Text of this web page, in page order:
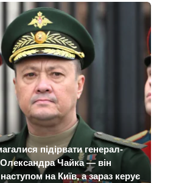
підірвати генерал-
Чайка — він
на Київ, а зараз керує